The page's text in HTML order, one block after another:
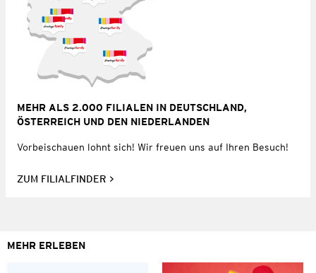
MEHR ALS 2.000 FILIALEN IN DEUTSCHLAND,
ÖSTERREICH UND DEN NIEDERLANDEN
Vorbeischauen lohnt sich! Wir freuen uns auf Ihren Besuch!
ZUM FILIALFINDER
MEHR ERLEBEN